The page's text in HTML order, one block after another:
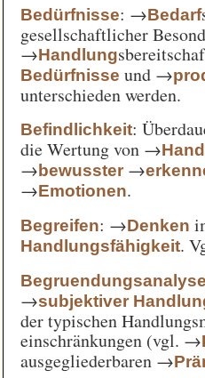
Bedürfnisse: →Bedarf
gesellschaftlicher
→Handlung
Bedürfnisse und →
unterschieden werden.
Befindlichkeit:
die Wertung von →
→bewusster →
→Emotionen.
Begreifen: →Denken
Handlungsfähigkeit.
→subjektiver
der typischen
einschränkungen (vgl. →
ausgegliederbaren →